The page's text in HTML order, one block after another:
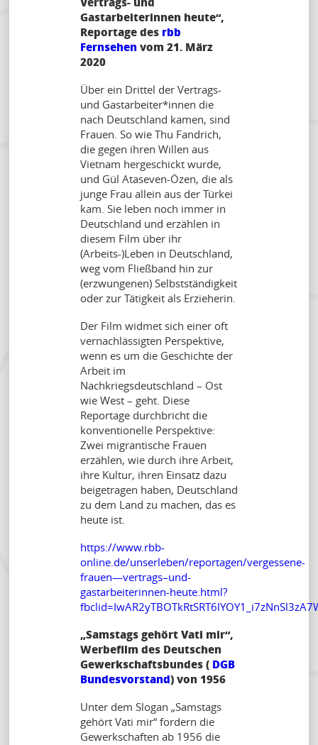
Gastarbeiterinnen heute“,
Reportage des rbb
Fernsehenvom 21. März
2020
Über ein Drittel der Vertrags-
und Gastarbeiter*innen die
nach Deutschland kamen, sind
Frauen. So wie Thu Fandrich,
die gegen ihren Willen aus
Vietnam hergeschickt wurde,
und Gül Ataseven-Özen, die als
junge Frau allein aus der Türkei
kam. Sie leben noch immer in
Deutschland und erzählen in
diesem Film über ihr
(Arbeits-)Leben in Deutschland,
weg vom Fließband hin zur
(erzwungenen) Selbstständigkeit
oder zur Tätigkeit als Erzieherin.
Der Film widmet sich einer oft
vernachlässigten Perspektive,
wenn es um die Geschichte der
Arbeit im
Nachkriegsdeutschland – Ost
wie West – geht. Diese
Reportage durchbricht die
konventionelle Perspektive:
Zwei migrantische Frauen
erzählen, wie durch ihre Arbeit,
ihre Kultur, ihren Einsatz dazu
beigetragen haben, Deutschland
zu dem Land zu machen, das es
heute ist.
https://www.rbb-
online.de/unserleben/reportagen/vergessene-
frauen—vertrags–und-
gastarbeiterinnen-heute.html?
„Samstags gehört Vati mir“,
Werbefilm des Deutschen
Gewerkschaftsbundes ( DGB
Bundesvorstand) von 1956
Unter dem Slogan „Samstags
gehört Vati mir“ fordern die
Gewerkschaften ab 1956 die